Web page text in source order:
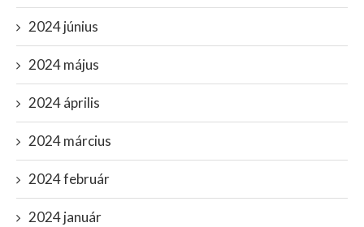
2024 június
2024 május
2024 április
2024 március
2024 február
2024 január